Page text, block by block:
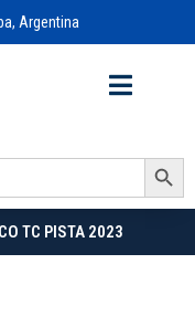
Argentina
Search Button
TC PISTA 2023